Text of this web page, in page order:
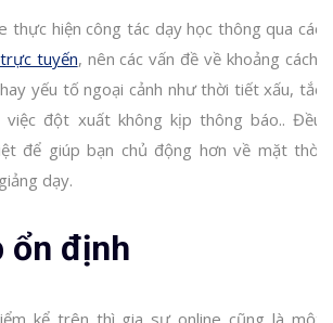
thực hiện công tác dạy học thông qua các
tuyến, nên các vấn đề về khoảng cách,
yếu tố ngoại cảnh như thời tiết xấu, tắc
việc đột xuất không kịp thông báo.. Đều
để giúp bạn chủ động hơn về mặt thời
dạy.
ổn định
kể trên thì gia sư online cũng là một